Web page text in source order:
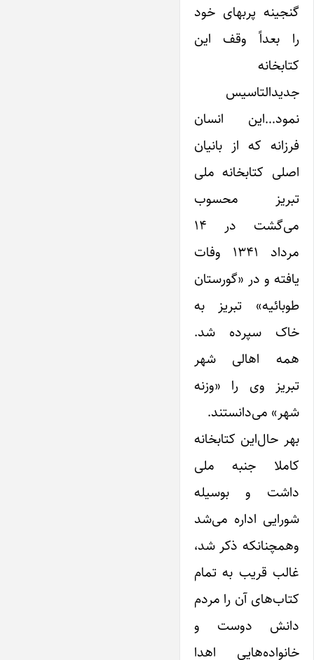
گنجینه پربهای خود
را بعداً وقف ‌این
کتابخانه
جدیدالتاسیس
نمود…‌این انسان
فرزانه که از بانیان
اصلی کتابخانه ملی
تبریز محسوب
می‌گشت در ۱۴
مرداد ۱۳۴۱ وفات
یافته و در «گورستان
طوبائیه» تبریز به
خاک سپرده شد.
همه اهالی شهر
تبریز وی را «وزنه
شهر» می‌دانستند.
بهر حال‌این کتابخانه
کاملا جنبه ملی
داشت و بوسیله
شورایی اداره می‌شد
وهمچنانکه ذکر شد،
غالب قریب به تمام
کتاب‌های آن را مردم
دانش دوست و
خانواده‌هایی اهدا